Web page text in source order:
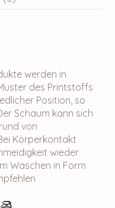
werden in
des Printstoffs
Position, so
Schaum kann sich
von
Körperkontakt
wieder
Waschen in Form